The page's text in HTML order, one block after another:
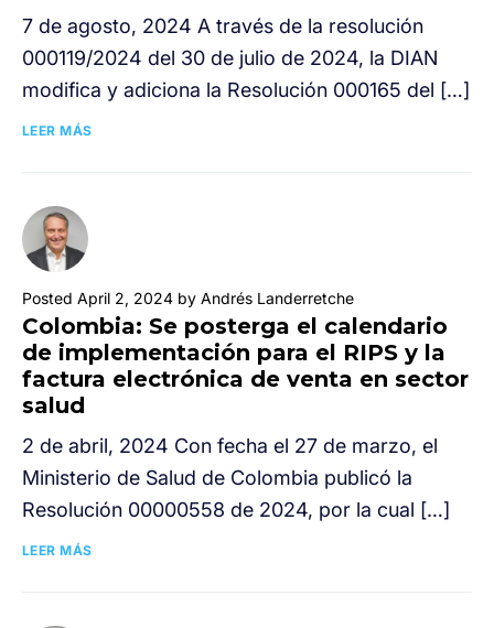
7 de agosto, 2024 A través de la resolución
000119/2024 del 30 de julio de 2024, la DIAN
modifica y adiciona la Resolución 000165 del […]
LEER MÁS
Posted April 2, 2024 by Andrés Landerretche
Colombia: Se posterga el calendario
de implementación para el RIPS y la
factura electrónica de venta en sector
salud
2 de abril, 2024 Con fecha el 27 de marzo, el
Ministerio de Salud de Colombia publicó la
Resolución 00000558 de 2024, por la cual […]
LEER MÁS